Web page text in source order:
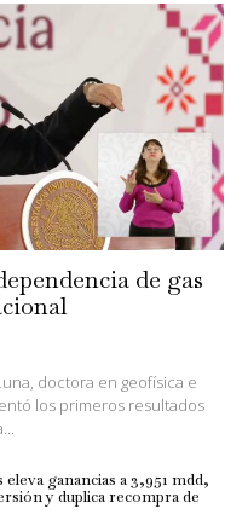
de gas
doctora en geofísica e
los primeros resultados
ganancias a 3,951 mdd,
y duplica recompra de